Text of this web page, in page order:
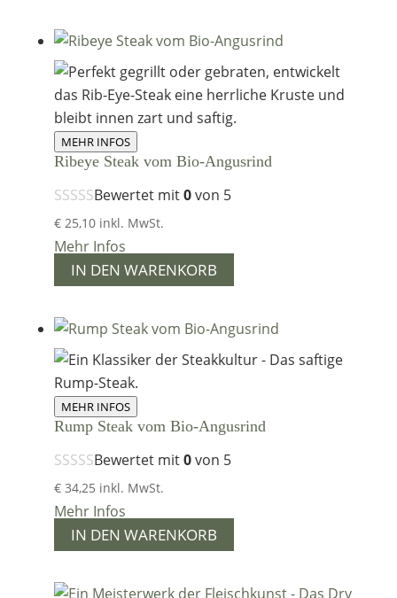
MEHR INFOS
Ribeye Steak vom Bio-Angusrind
Bewertet mit0von 5
€25,10 inkl. MwSt.
Mehr Infos
IN DEN WARENKORB
MEHR INFOS
Rump Steak vom Bio-Angusrind
Bewertet mit0von 5
€34,25 inkl. MwSt.
Mehr Infos
IN DEN WARENKORB